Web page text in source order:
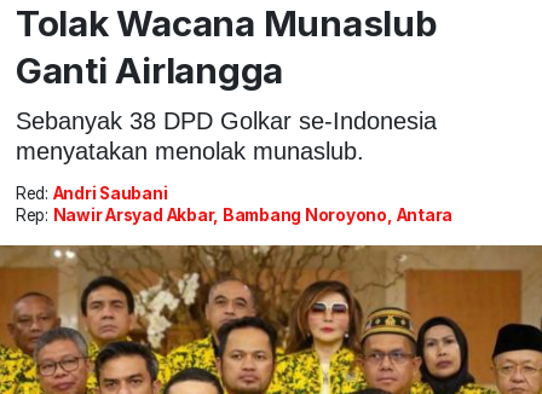
Tolak Wacana Munaslub
Ganti Airlangga
Sebanyak 38 DPD Golkar se-Indonesia
menyatakan menolak munaslub.
Red: Andri Saubani
Rep: Nawir Arsyad Akbar, Bambang Noroyono, Antara